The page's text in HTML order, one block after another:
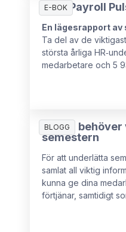
E-BOK
HR & Payroll
En lägesrapport
Ta del av de
största årliga
medarbetare och 5
BLOGG
Allt du
semestern
För att underlätta
samlat all viktig
kunna ge dina
förtjänar, samtidigt